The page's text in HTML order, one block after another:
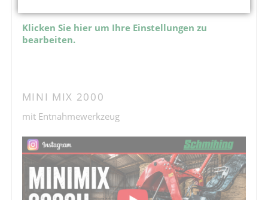
Klicken Sie hier um Ihre Einstellungen zu
bearbeiten.
MINI MIX 2000
mit Entnahmewerkzeug